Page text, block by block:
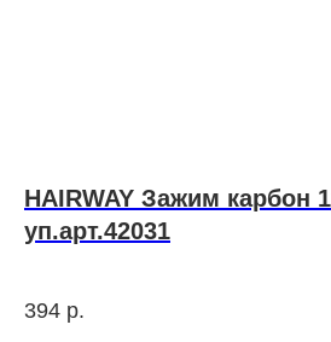
HAIRWAY Зажим карбон
уп.арт.42031
394 р.